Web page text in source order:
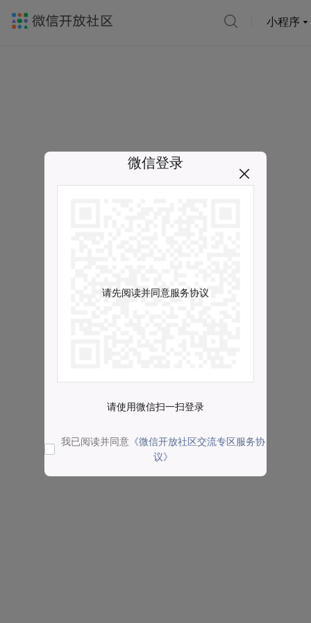
小程序
微信登录
请先阅读并同意服务协议
请使用微信扫一扫登录
我已阅读并同意 《微信开放社区交流专区服务协
议》